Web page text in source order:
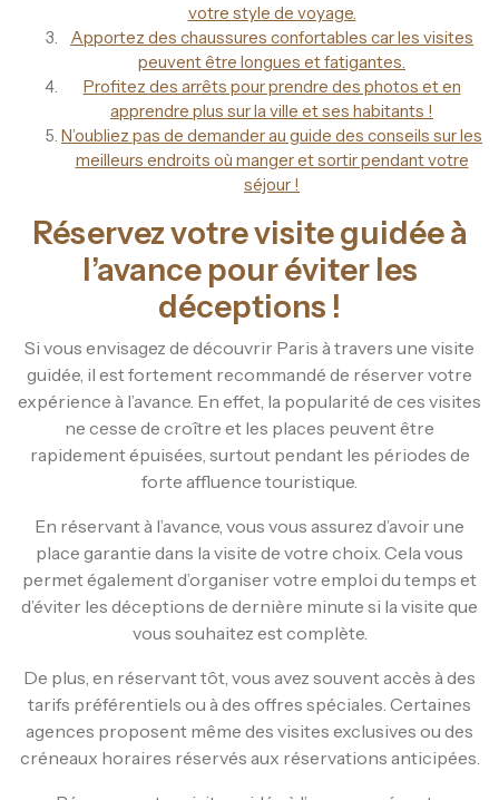
votre style de voyage.
Apportez des chaussures confortables car les visites
peuvent être longues et fatigantes.
Profitez des arrêts pour prendre des photos et en
apprendre plus sur la ville et ses habitants !
N’oubliez pas de demander au guide des conseils sur les
meilleurs endroits où manger et sortir pendant votre
séjour !
Réservez votre visite guidée à
l’avance pour éviter les
déceptions !
Si vous envisagez de découvrir Paris à travers une visite
guidée, il est fortement recommandé de réserver votre
expérience à l’avance. En effet, la popularité de ces visites
ne cesse de croître et les places peuvent être
rapidement épuisées, surtout pendant les périodes de
forte affluence touristique.
En réservant à l’avance, vous vous assurez d’avoir une
place garantie dans la visite de votre choix. Cela vous
permet également d’organiser votre emploi du temps et
d’éviter les déceptions de dernière minute si la visite que
vous souhaitez est complète.
De plus, en réservant tôt, vous avez souvent accès à des
tarifs préférentiels ou à des offres spéciales. Certaines
agences proposent même des visites exclusives ou des
créneaux horaires réservés aux réservations anticipées.